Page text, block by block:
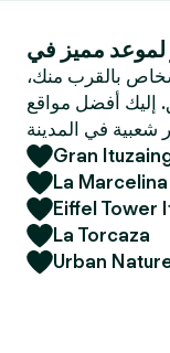
بالقرب منك،
إليك أفضل مواقع
Gran
La
Eiffel Tower
La Torcaza
Urban